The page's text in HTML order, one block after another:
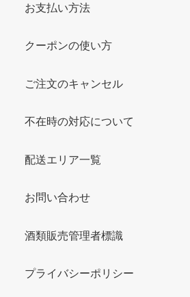
お支払い方法
クーポンの使い方
ご注文のキャンセル
不在時の対応について
配送エリア一覧
お問い合わせ
酒類販売管理者標識
プライバシーポリシー